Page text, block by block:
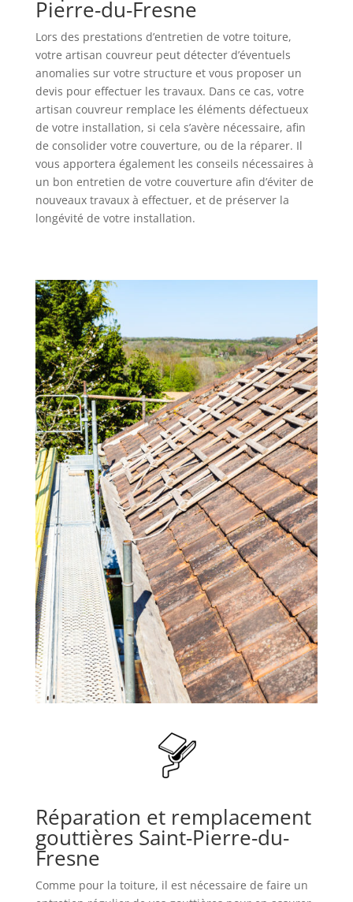
Pierre-du-Fresne
Lors des prestations d’entretien de votre toiture,
votre artisan couvreur peut détecter d’éventuels
anomalies sur votre structure et vous proposer un
devis pour effectuer les travaux. Dans ce cas, votre
artisan couvreur remplace les éléments défectueux
de votre installation, si cela s’avère nécessaire, afin
de consolider votre couverture, ou de la réparer. Il
vous apportera également les conseils nécessaires à
un bon entretien de votre couverture afin d’éviter de
nouveaux travaux à effectuer, et de préserver la
longévité de votre installation.
Réparation et remplacement
gouttières Saint-Pierre-du-
Fresne
Comme pour la toiture, il est nécessaire de faire un